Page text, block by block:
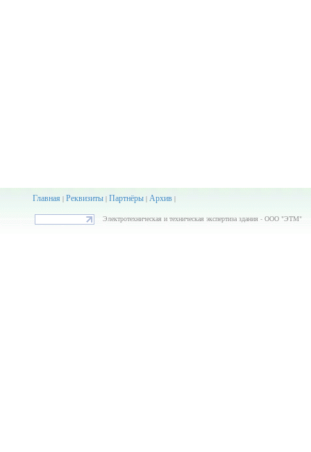
Главная| Реквизиты| Партнёры| Архив|
Электротехническая и техническая экспертиза здания - ООО "ЭТМ"